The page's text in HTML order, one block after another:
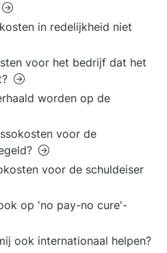
in redelijkheid niet
voor het bedrijf dat het
worden op de
voor de
voor de schuldeiser
op 'no pay-no cure'-
ook internationaal helpen?